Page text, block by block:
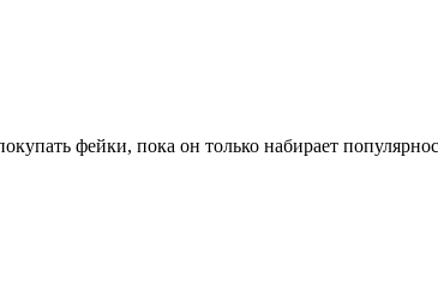
фейки, пока он только набирает